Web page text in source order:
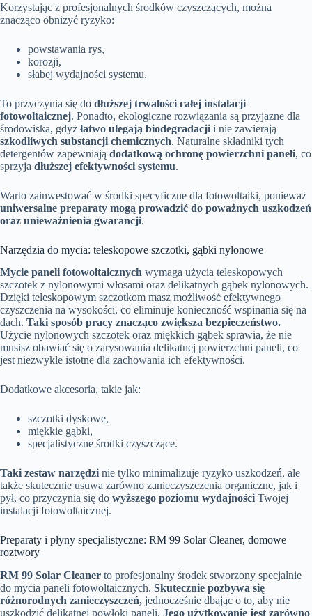
Korzystając z profesjonalnych środków czyszczących, można
znacząco obniżyć ryzyko:
powstawania rys,
korozji,
słabej wydajności systemu.
To przyczynia się do dłuższej trwałości całej instalacji
fotowoltaicznej. Ponadto, ekologiczne rozwiązania są przyjazne dla
środowiska, gdyż łatwo ulegają biodegradacji i nie zawierają
szkodliwych substancji chemicznych. Naturalne składniki tych
detergentów zapewniają dodatkową ochronę powierzchni paneli, co
sprzyja dłuższej efektywności systemu.
Warto zainwestować w środki specyficzne dla fotowoltaiki, ponieważ
uniwersalne preparaty mogą prowadzić do poważnych uszkodzeń
oraz unieważnienia gwarancji.
Narzędzia do mycia: teleskopowe szczotki, gąbki nylonowe
Mycie paneli fotowoltaicznych wymaga użycia teleskopowych
szczotek z nylonowymi włosami oraz delikatnych gąbek nylonowych.
Dzięki teleskopowym szczotkom masz możliwość efektywnego
czyszczenia na wysokości, co eliminuje konieczność wspinania się na
dach. Taki sposób pracy znacząco zwiększa bezpieczeństwo.
Użycie nylonowych szczotek oraz miękkich gąbek sprawia, że nie
musisz obawiać się o zarysowania delikatnej powierzchni paneli, co
jest niezwykle istotne dla zachowania ich efektywności.
Dodatkowe akcesoria, takie jak:
szczotki dyskowe,
miękkie gąbki,
specjalistyczne środki czyszczące.
Taki zestaw narzędzi nie tylko minimalizuje ryzyko uszkodzeń, ale
także skutecznie usuwa zarówno zanieczyszczenia organiczne, jak i
pył, co przyczynia się do wyższego poziomu wydajności Twojej
instalacji fotowoltaicznej.
Preparaty i płyny specjalistyczne: RM 99 Solar Cleaner, domowe
roztwory
RM 99 Solar Cleaner to profesjonalny środek stworzony specjalnie
do mycia paneli fotowoltaicznych. Skutecznie pozbywa się
różnorodnych zanieczyszczeń, jednocześnie dbając o to, aby nie
uszkodzić delikatnej powłoki paneli. Jego użytkowanie jest zarówno